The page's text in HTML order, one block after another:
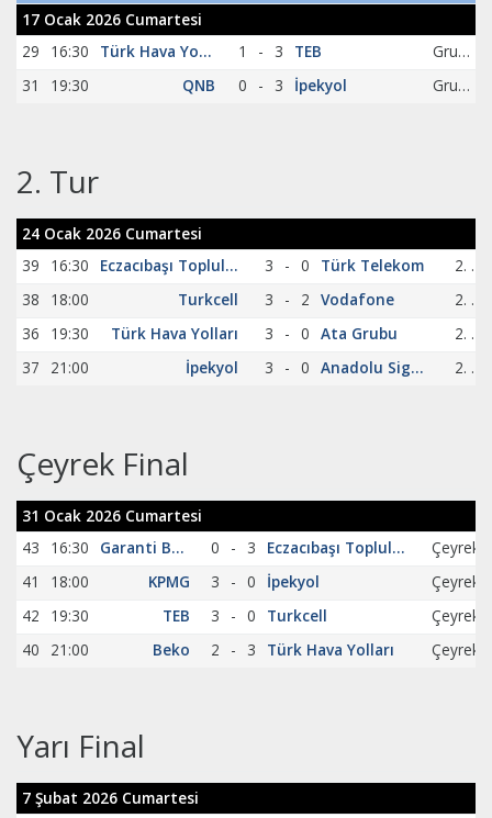
17 Ocak 2026 Cumartesi
29
16:30 Türk Hava Yolları 1 - 3 TEB
Grup C
31
19:30 QNB 0 - 3 İpekyol Grup C
2. Tur
24 Ocak 2026 Cumartesi
39
16:30 Eczacıbaşı Topluluğu 3 - 0 Türk Telekom
2. Tur
38
18:00 Turkcell 3 - 2 Vodafone
2. Tur
36
19:30 Türk Hava Yolları 3 - 0 Ata Grubu
2. Tur
37
21:00 İpekyol 3 - 0 Anadolu Sigorta 2. Tur
Çeyrek Final
31 Ocak 2026 Cumartesi
43
16:30 Garanti BBVA 0 - 3
Eczacıbaşı Topluluğu
41
18:00 KPMG 3 - 0
İpekyol
42
19:30 TEB 3 - 0
Turkcell
40
21:00 Beko 2 - 3 Türk Hava Yolları
Yarı Final
7 Şubat 2026 Cumartesi